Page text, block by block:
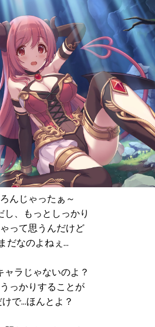
んじゃったぁ～
し、もっとしっかり
って思うんだけど
だなのよねぇ…
ャラじゃないのよ？
っかりすることが
で…ほんとよ？